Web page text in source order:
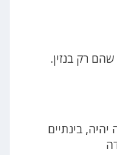
רק בנזין.
כנראה יהיה, בינתיים